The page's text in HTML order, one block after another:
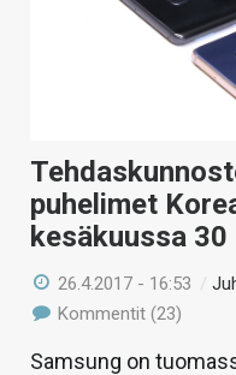
puhelimet
kesäkuussa 30
26.4.2017 - 16:53 /
Kommentit (23)
Samsung on